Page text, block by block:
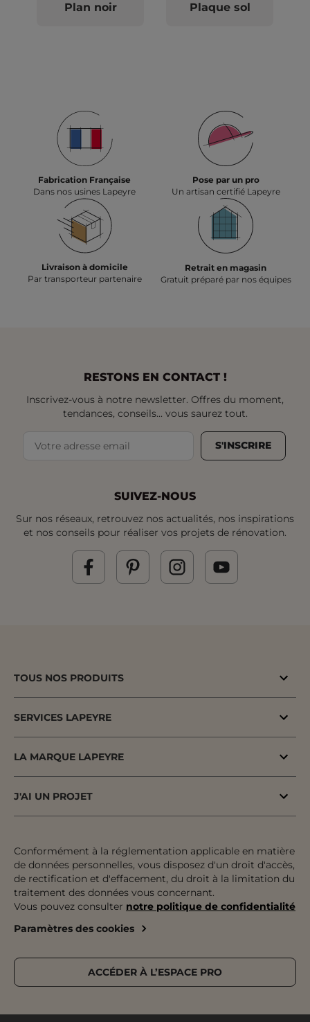
Plan noir Plaque sol
Fabrication Française
Dans nos usines Lapeyre
Pose par un pro
Un artisan certifié Lapeyre
Livraison à domicile
Par transporteur partenaire
Retrait en magasin
Gratuit préparé par nos équipes
RESTONS EN CONTACT !
Inscrivez-vous à notre newsletter. Offres du moment,
tendances, conseils... vous saurez tout.
S'INSCRIRE
SUIVEZ-NOUS
Sur nos réseaux, retrouvez nos actualités, nos inspirations
et nos conseils pour réaliser vos projets de rénovation.
TOUS NOS PRODUITS
Cuisine & Electroménager
Salle de bains & WC
Escalier, Rampe & Main-courante
Jardin & Extérieur
Revêtement sol & mur
Équipement & Outil
SERVICES LAPEYRE
Conseil à domicile
Conseil en magasin
Financement
Le paiement en plusieurs fois
LA MARQUE LAPEYRE
Engagements pour tous
Développement durable
Recrutement
Devenez franchisé
Nos magasins
J'AI UN PROJET
Inspiration & Tendances
Préparer mon projet
Expertises & Tutoriels
Outils de configuration
Catalogue Lapeyre
Conformément à la réglementation applicable en matière
de données personnelles, vous disposez d'un droit d'accès,
de rectification et d'effacement, du droit à la limitation du
traitement des données vous concernant.
Vous pouvez consulter notre politique de confidentialité
Paramètres des cookies
ACCÉDER À L’ESPACE PRO